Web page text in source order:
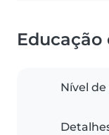
Educação
Nível